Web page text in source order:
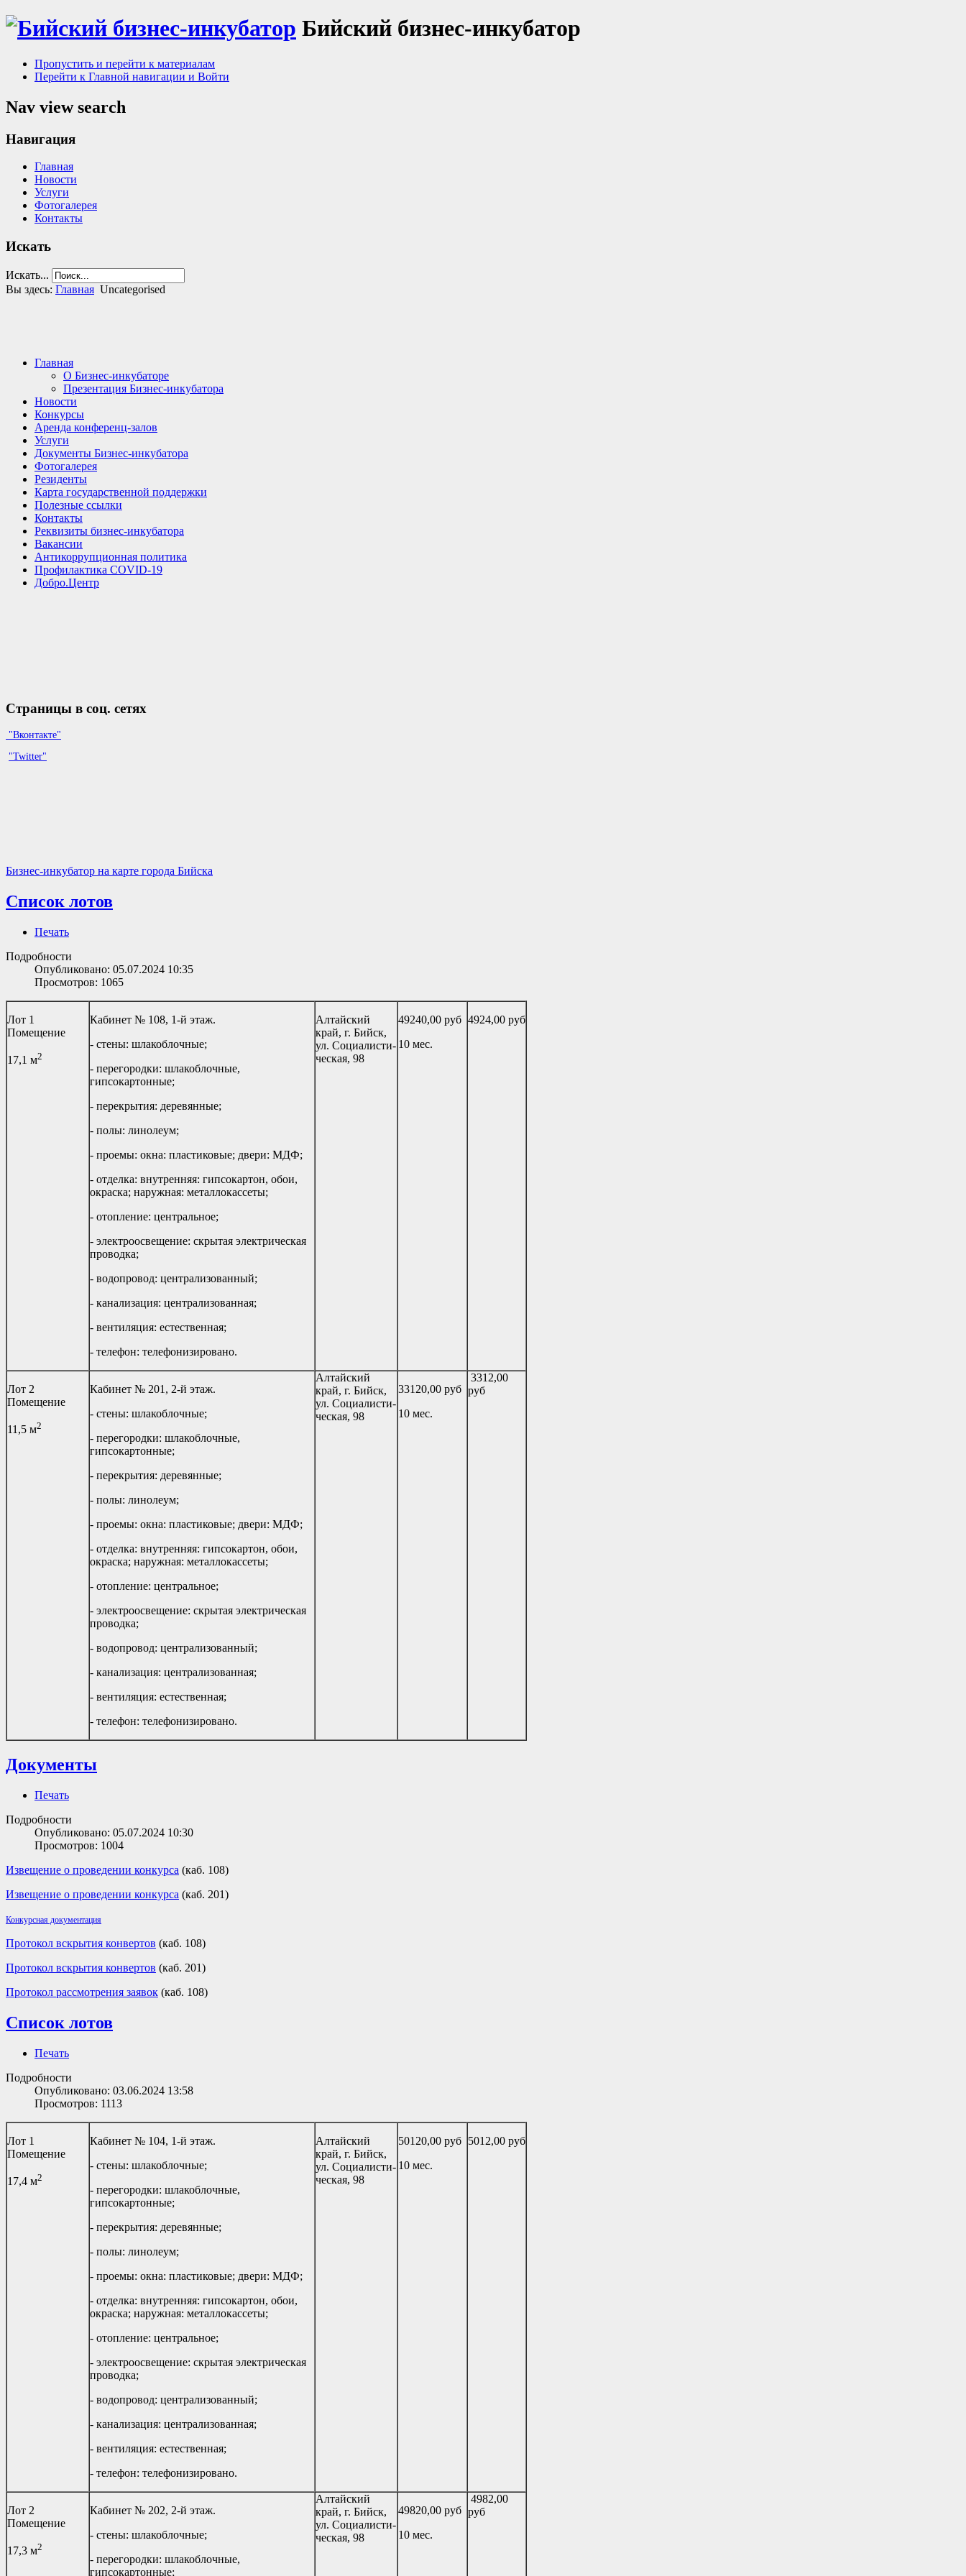
Бийский бизнес-инкубатор
Пропустить и перейти к материалам
Перейти к Главной навигации и Войти
Nav view search
Навигация
Главная
Новости
Услуги
Фотогалерея
Контакты
Искать
Искать...
Вы здесь: Главная Uncategorised
Главная
О Бизнес-инкубаторе
Презентация Бизнес-инкубатора
Новости
Конкурсы
Аренда конференц-залов
Услуги
Документы Бизнес-инкубатора
Фотогалерея
Резиденты
Карта государственной поддержки
Полезные ссылки
Контакты
Реквизиты бизнес-инкубатора
Вакансии
Антикоррупционная политика
Профилактика COVID-19
Добро.Центр
Страницы в соц. сетях
"Вконтакте"
"Twitter"
Бизнес-инкубатор на карте города Бийска
Список лотов
Печать
Подробности
Опубликовано: 05.07.2024 10:35
Просмотров: 1065
Лот 1
Помещение
17,1 м2
Кабинет № 108, 1-й этаж.
- стены: шлакоблочные;
- перегородки: шлакоблочные,
гипсокартонные;
- перекрытия: деревянные;
- полы: линолеум;
- проемы: окна: пластиковые; двери: МДФ;
- отделка: внутренняя: гипсокартон, обои,
окраска; наружная: металлокассеты;
- отопление: центральное;
- электроосвещение: скрытая электрическая
проводка;
- водопровод: централизованный;
- канализация: централизованная;
- вентиляция: естественная;
- телефон: телефонизировано.
Алтайский
край, г. Бийск,
ул. Социалисти-
ческая, 98
49240,00 руб
10 мес.
4924,00 руб
Лот 2
Помещение
11,5 м2
Кабинет № 201, 2-й этаж.
- стены: шлакоблочные;
- перегородки: шлакоблочные,
гипсокартонные;
- перекрытия: деревянные;
- полы: линолеум;
- проемы: окна: пластиковые; двери: МДФ;
- отделка: внутренняя: гипсокартон, обои,
окраска; наружная: металлокассеты;
- отопление: центральное;
- электроосвещение: скрытая электрическая
проводка;
- водопровод: централизованный;
- канализация: централизованная;
- вентиляция: естественная;
- телефон: телефонизировано.
Алтайский
край, г. Бийск,
ул. Социалисти-
ческая, 98
33120,00 руб
10 мес.
3312,00
руб
Документы
Печать
Подробности
Опубликовано: 05.07.2024 10:30
Просмотров: 1004
Извещение о проведении конкурса (каб. 108)
Извещение о проведении конкурса (каб. 201)
Конкурсная документация
Протокол вскрытия конвертов (каб. 108)
Протокол вскрытия конвертов (каб. 201)
Протокол рассмотрения заявок (каб. 108)
Список лотов
Печать
Подробности
Опубликовано: 03.06.2024 13:58
Просмотров: 1113
Лот 1
Помещение
17,4 м2
Кабинет № 104, 1-й этаж.
- стены: шлакоблочные;
- перегородки: шлакоблочные,
гипсокартонные;
- перекрытия: деревянные;
- полы: линолеум;
- проемы: окна: пластиковые; двери: МДФ;
- отделка: внутренняя: гипсокартон, обои,
окраска; наружная: металлокассеты;
- отопление: центральное;
- электроосвещение: скрытая электрическая
проводка;
- водопровод: централизованный;
- канализация: централизованная;
- вентиляция: естественная;
- телефон: телефонизировано.
Алтайский
край, г. Бийск,
ул. Социалисти-
ческая, 98
50120,00 руб
10 мес.
5012,00 руб
Лот 2
Помещение
17,3 м2
Кабинет № 202, 2-й этаж.
- стены: шлакоблочные;
- перегородки: шлакоблочные,
гипсокартонные;
Алтайский
край, г. Бийск,
ул. Социалисти-
ческая, 98
49820,00 руб
10 мес.
4982,00
руб